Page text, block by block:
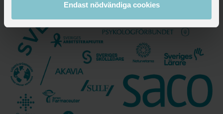
Endast nödvändiga cookies